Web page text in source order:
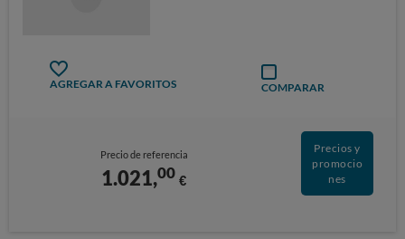
AGREGAR A FAVORITOS COMPARAR
Precio de referencia
1.021,00 €
Precios y
promocio
nes